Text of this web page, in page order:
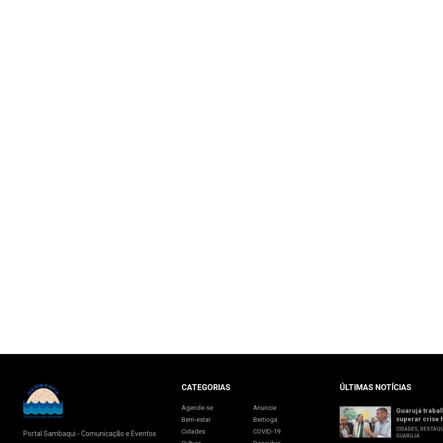
Portal Sambaqui - Comunicação e Eventos
CATEGORIAS
Agende-se
Anuncie
Bem-estar
Bertioga
Cidades
COVID-19
ÚLTIMAS NOTÍCIAS
Guarujá
superar crise
CIDADES,
GUARUJÁ